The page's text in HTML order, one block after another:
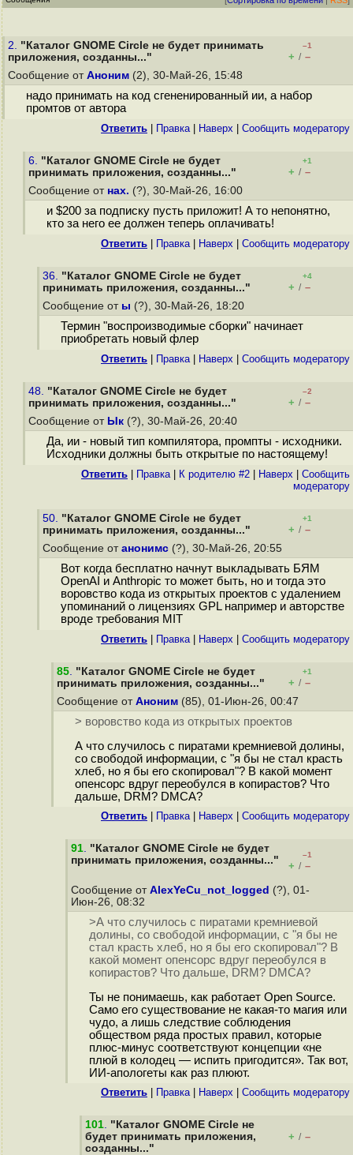
2. "Каталог GNOME Circle не будет принимать
приложения, созданны..."
–1
+ / –
Сообщение от Аноним (2), 30-Май-26, 15:48
надо принимать на код сгененированный ии, а набор
промтов от автора
Ответить Правка| Наверх Cообщить модератору
6. "Каталог GNOME Circle не будет
принимать приложения, созданны..."
+1
+ / –
Сообщение от нах. (?), 30-Май-26, 16:00
и $200 за подписку пусть приложит! А то непонятно,
кто за него ее должен теперь оплачивать!
Ответить Правка| Наверх Cообщить модератору
36. "Каталог GNOME Circle не будет
принимать приложения, созданны..."
+4
+ / –
Сообщение от ы (?), 30-Май-26, 18:20
Термин "воспроизводимые сборки" начинает
приобретать новый флер
Ответить Правка| Наверх Cообщить модератору
48. "Каталог GNOME Circle не будет
принимать приложения, созданны..."
–2
+ / –
Сообщение от Ык (?), 30-Май-26, 20:40
Да, ии - новый тип компилятора, промпты - исходники.
Исходники должны быть открытые по настоящему!
Ответить Правка| К родителю #2 Наверх
Cообщить
модератору
50. "Каталог GNOME Circle не будет
принимать приложения, созданны..."
+1
+ / –
Сообщение от анонимс (?), 30-Май-26, 20:55
Вот когда бесплатно начнут выкладывать БЯМ
OpenAI и Anthropic то может быть, но и тогда это
воровство кода из открытых проектов с удалением
упоминаний о лицензиях GPL например и авторстве
вроде требования MIT
Ответить Правка| Наверх Cообщить модератору
85. "Каталог GNOME Circle не будет
принимать приложения, созданны..."
+1
+ / –
Сообщение от Аноним (85), 01-Июн-26, 00:47
> воровство кода из открытых проектов
А что случилось с пиратами кремниевой долины,
со свободой информации, с "я бы не стал красть
хлеб, но я бы его скопировал"? В какой момент
опенсорс вдруг переобулся в копирастов? Что
дальше, DRM? DMCA?
Ответить Правка| Наверх Cообщить модератору
91. "Каталог GNOME Circle не будет
принимать приложения, созданны..."
–1
+ / –
Сообщение от AlexYeCu_not_logged (?), 01-
Июн-26, 08:32
>А что случилось с пиратами кремниевой
долины, со свободой информации, с "я бы не
стал красть хлеб, но я бы его скопировал"? В
какой момент опенсорс вдруг переобулся в
копирастов? Что дальше, DRM? DMCA?
Ты не понимаешь, как работает Open Source.
Само его существование не какая-то магия или
чудо, а лишь следствие соблюдения
обществом ряда простых правил, которые
плюс-минус соответствуют концепции «не
плюй в колодец — испить пригодится». Так вот,
ИИ-апологеты как раз плюют.
Ответить Правка| Наверх Cообщить модератору
101. "Каталог GNOME Circle не
будет принимать приложения,
созданны..."
+ / –